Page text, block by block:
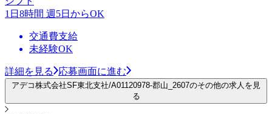
1日8時間 週5日からOK
交通費支給
未経験OK
詳細を見る 応募画面に進む
アデコ株式会社SF東北支社/A01120978-郡山_2607のその他の求人を見
る